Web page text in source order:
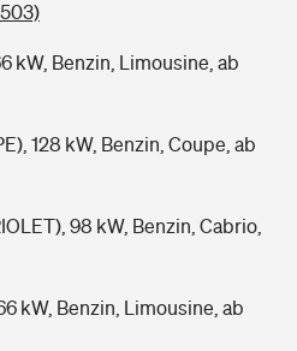
kW, Benzin, Limousine, ab
128 kW, Benzin, Coupe, ab
98 kW, Benzin, Cabrio,
kW, Benzin, Limousine, ab